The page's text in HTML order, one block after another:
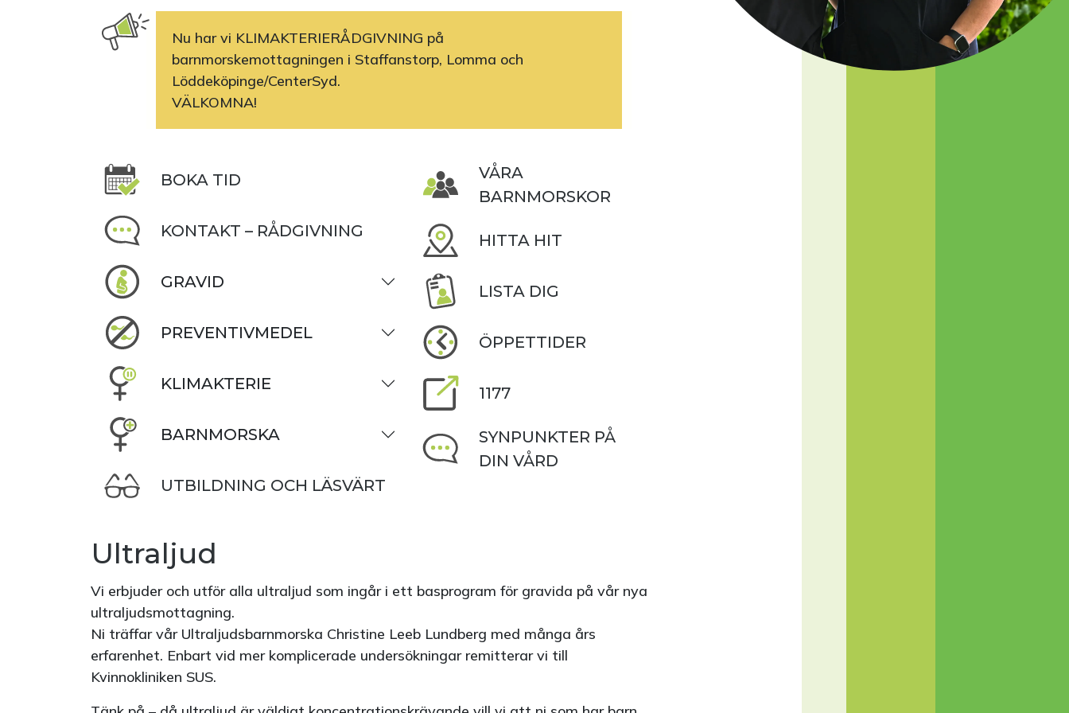
Nu har vi KLIMAKTERIERÅDGIVNING på
barnmorskemottagningen i Staffanstorp, Lomma och
Löddeköpinge/CenterSyd.
VÄLKOMNA!
BOKA TID
KONTAKT – RÅDGIVNING
GRAVID
PREVENTIVMEDEL
KLIMAKTERIE
BARNMORSKA
UTBILDNING OCH LÄSVÄRT
VÅRA
BARNMORSKOR
HITTA HIT
LISTA DIG
ÖPPETTIDER
1177
SYNPUNKTER PÅ
DIN VÅRD
Ultraljud
Vi erbjuder och utför alla ultraljud som ingår i ett basprogram för gravida på vår nya
ultraljudsmottagning.
Ni träffar vår Ultraljudsbarnmorska Christine Leeb Lundberg med många års
erfarenhet. Enbart vid mer komplicerade undersökningar remitterar vi till
Kvinnokliniken SUS.